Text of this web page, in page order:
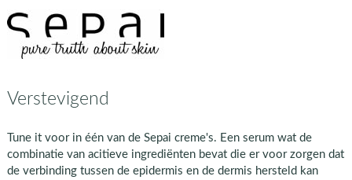
Verstevigend
Tune it voor in één van de Sepai creme's. Een serum wat de
combinatie van acitieve ingrediënten bevat die er voor zorgen dat
de verbinding tussen de epidermis en de dermis hersteld kan